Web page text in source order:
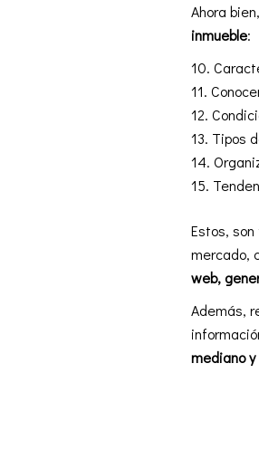
Ahora
inmueble:
Tipos
Estos,
mercado,
web,
Además,
mediano